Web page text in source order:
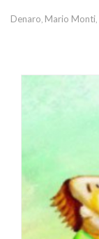
Denaro Mario Monti